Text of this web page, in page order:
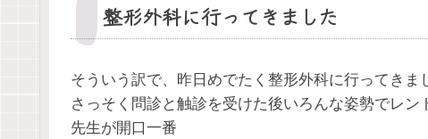
整形外科に行ってきました
そういう訳で、昨日めでたく整形外科に行ってきま
さっそく問診と触診を受けた後いろんな姿勢でレ
先生が開口一番